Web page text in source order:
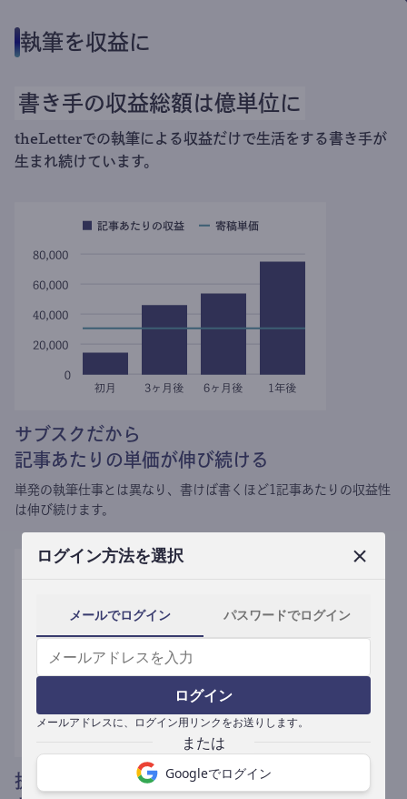
ログイン方法を選択
メールでログイン パスワードでログイン
ログイン
メールアドレスに、ログイン用リンクをお送りします。
Googleでログイン
執筆を収益に
書き手の収益総額は億単位に
theLetterでの執筆による収益だけで生活をする書き手が
生まれ続けています。
サブスクだから
記事あたりの単価が伸び続ける
単発の執筆仕事とは異なり、 書けば書くほど1記事あたりの収益性
は伸び続けます。
提携媒体による記事買い取りで